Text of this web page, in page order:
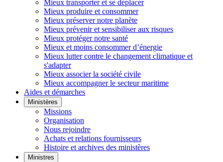
Mieux transporter et se déplacer
Mieux produire et consommer
Mieux préserver notre planète
Mieux prévenir et sensibiliser aux risques
Mieux protéger notre santé
Mieux et moins consommer d’énergie
Mieux lutter contre le changement climatique et
s'adapter
Mieux associer la société civile
Mieux accompagner le secteur maritime
Aides et démarches
Ministères
Missions
Organisation
Nous rejoindre
Achats et relations fournisseurs
Histoire et archives des ministères
Ministres